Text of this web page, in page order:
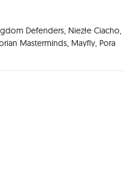
Defenders, Niezłe Ciacho,
Masterminds, Mayfly, Pora